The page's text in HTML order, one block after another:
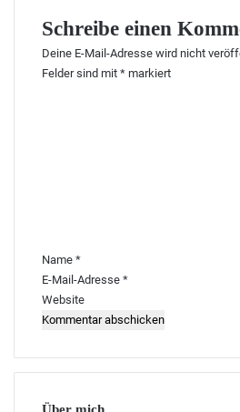
Schreibe einen
Deine E-Mail-Adresse wird nicht
Felder sind mit * markiert
r
*
Name *
E-Mail-Adresse *
Website